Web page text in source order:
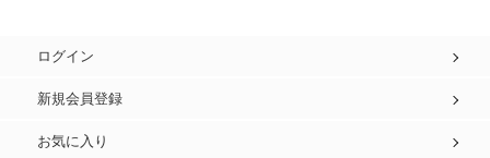
ログイン
新規会員登録
お気に入り